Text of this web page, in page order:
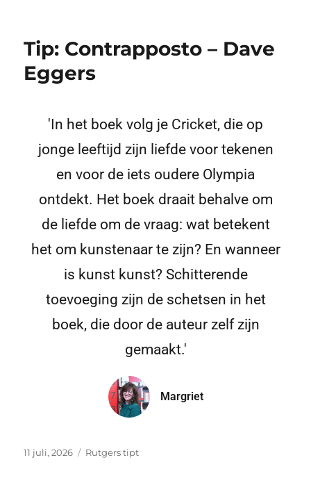
Tip: Contrapposto – Dave
Eggers
'In het boek volg je Cricket, die op
jonge leeftijd zijn liefde voor tekenen
en voor de iets oudere Olympia
ontdekt. Het boek draait behalve om
de liefde om de vraag: wat betekent
het om kunstenaar te zijn? En wanneer
is kunst kunst? Schitterende
toevoeging zijn de schetsen in het
boek, die door de auteur zelf zijn
gemaakt.'
Margriet
11 juli, 2026 Rutgers tipt